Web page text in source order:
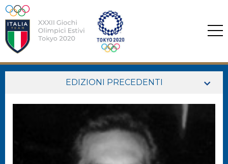
EDIZIONI PRECEDENTI